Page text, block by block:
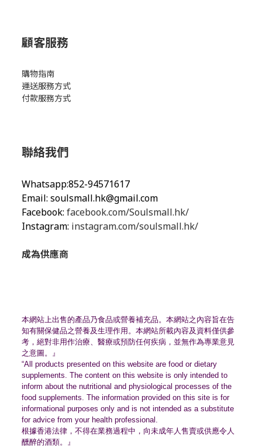
顧客服務
購物指南
運送服務方式
付款服務方式
聯絡我們
Whatsapp:852-94571617
Email: soulsmall.hk@gmail.com
Facebook: facebook.com/Soulsmall.hk/
Instagram: instagram.com/soulsmall.hk/
成為供應商
本網站上出售的產品乃食品或營養補充品。 本網站之內容旨在告
知有關保健品之營養及生理作用。 本網站所載內容及資料僅供參
考，絕對非用作治療、 醫療或預防任何疾病，並無作為專業意見
之意圖。』
“All products presented on this website are food or dietary
supplements. The content on this website is only intended to
inform about the nutritional and physiological processes of the
food supplements. The information provided on this site is for
informational purposes only and is not intended as a substitute
for advice from your health professional.
根據香港法律，不得在業務過程中， 向未成年人售賣或供應令人
醺醉的酒類。』